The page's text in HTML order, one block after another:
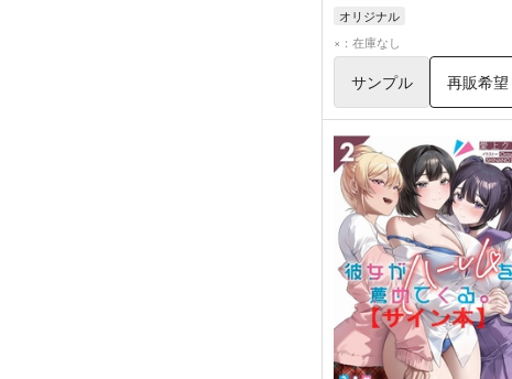
オリジナル
×：在庫なし
サンプル 再販希望